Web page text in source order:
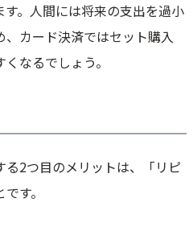
。人間には将来の支出を過小
カード決済ではセット購入
なるでしょう。
2つ目のメリットは、「リピ
す。